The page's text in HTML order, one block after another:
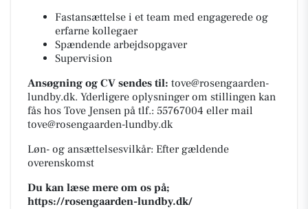
Fastansættelse i et team med engagerede og
erfarne kollegaer
Spændende arbejdsopgaver
Supervision
Ansøgning og CV sendes til: tove@rosengaarden-
lundby.dk. Yderligere oplysninger om stillingen kan
fås hos Tove Jensen på tlf.: 55767004 eller mail
tove@rosengaarden-lundby.dk
Løn- og ansættelsesvilkår: Efter gældende
overenskomst
Du kan læse mere om os på;
https://rosengaarden-lundby.dk/